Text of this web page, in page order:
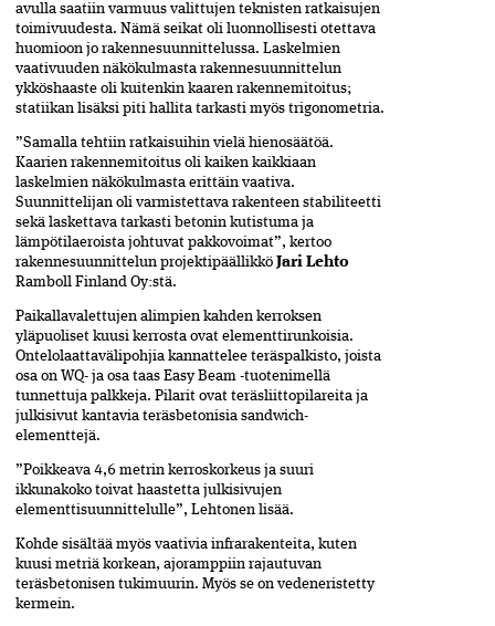
avulla saatiin varmuus valittujen teknisten ratkaisujen
toimivuudesta. Nämä seikat oli luonnollisesti otettava
huomioon jo rakennesuunnittelussa. Laskelmien
vaativuuden näkökulmasta rakennesuunnittelun
ykköshaaste oli kuitenkin kaaren rakennemitoitus;
statiikan lisäksi piti hallita tarkasti myös trigonometria.
”Samalla tehtiin ratkaisuihin vielä hienosäätöä.
Kaarien rakennemitoitus oli kaiken kaikkiaan
laskelmien näkökulmasta erittäin vaativa.
Suunnittelijan oli varmistettava rakenteen stabiliteetti
sekä laskettava tarkasti betonin kutistuma ja
lämpötilaeroista johtuvat pakkovoimat”, kertoo
rakennesuunnittelun projektipäällikkö Jari Lehto
Ramboll Finland Oy:stä.
Paikallavalettujen alimpien kahden kerroksen
yläpuoliset kuusi kerrosta ovat elementtirunkoisia.
Ontelolaattavälipohjia kannattelee teräspalkisto, joista
osa on WQ- ja osa taas Easy Beam -tuotenimellä
tunnettuja palkkeja. Pilarit ovat teräsliittopilareita ja
julkisivut kantavia teräsbetonisia sandwich-
elementtejä.
”Poikkeava 4,6 metrin kerroskorkeus ja suuri
ikkunakoko toivat haastetta julkisivujen
elementtisuunnittelulle”, Lehtonen lisää.
Kohde sisältää myös vaativia infrarakenteita, kuten
kuusi metriä korkean, ajoramppiin rajautuvan
teräsbetonisen tukimuurin. Myös se on vedeneristetty
kermein.